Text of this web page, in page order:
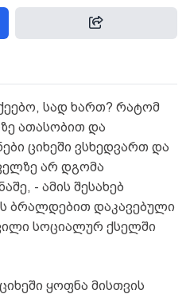
სად ხართ? რატომ
ათასობით და
ციხეში ვსხედვართ და
არ დგომა
- ამის შესახებ
ბრალდებით დაკავებული
სოციალურ ქსელში
ყოფნა მისთვის